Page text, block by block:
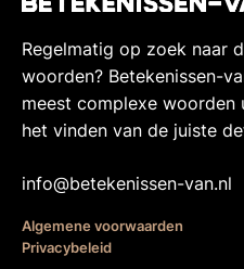
Regelmatig op zoek naar
woorden? Betekenissen-
meest complexe
het vinden van de juiste
info@betekenissen-van.nl
Algemene voorwaarden
Privacybeleid